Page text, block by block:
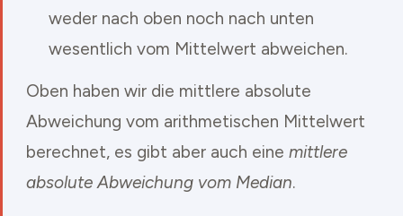
weder nach oben noch nach unten
wesentlich vom Mittelwert abweichen.
Oben haben wir die mittlere absolute
Abweichung vom arithmetischen Mittelwert
berechnet, es gibt aber auch eine mittlere
absolute Abweichung vom Median.